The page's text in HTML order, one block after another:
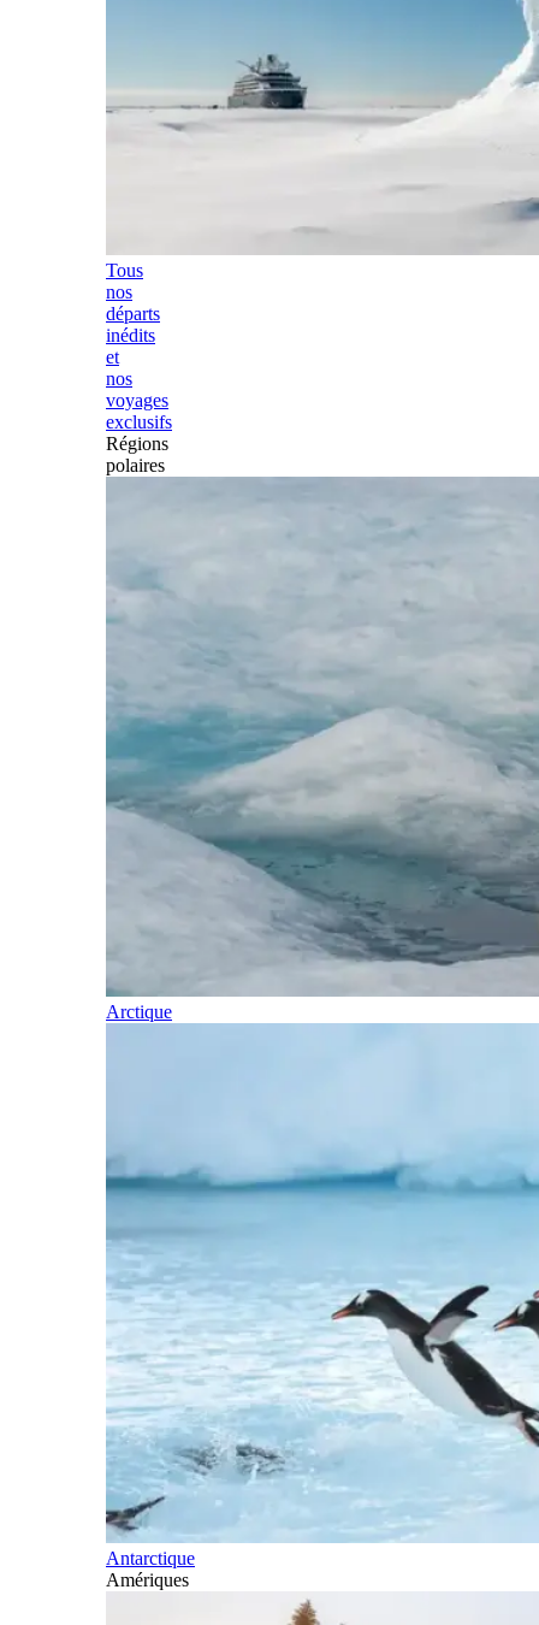
Tous
nos
départs
inédits
et
nos
voyages
exclusifs
Régions
polaires
Arctique
Antarctique
Amériques